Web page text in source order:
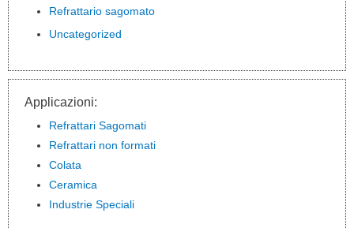
Refrattario sagomato
Uncategorized
Applicazioni:
Refrattari Sagomati
Refrattari non formati
Colata
Ceramica
Industrie Speciali